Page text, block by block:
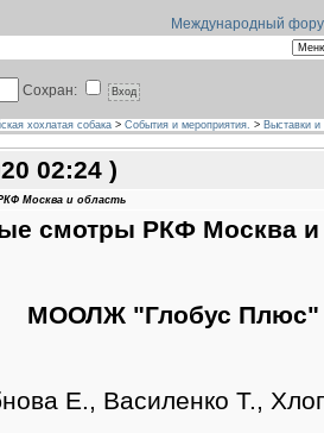
Международный
Сохран:
хохлатая собака > События и мероприятия. > Выставки
02:24 )
Москва и область
смотры РКФ Москва и
МООЛЖ "Глобус Плюс"
Е., Василенко Т.,